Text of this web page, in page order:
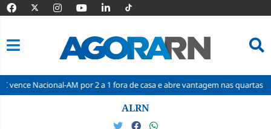
AM por 2 a 1 fora de casa e abre vantagem nas quartas Cine
ALRN